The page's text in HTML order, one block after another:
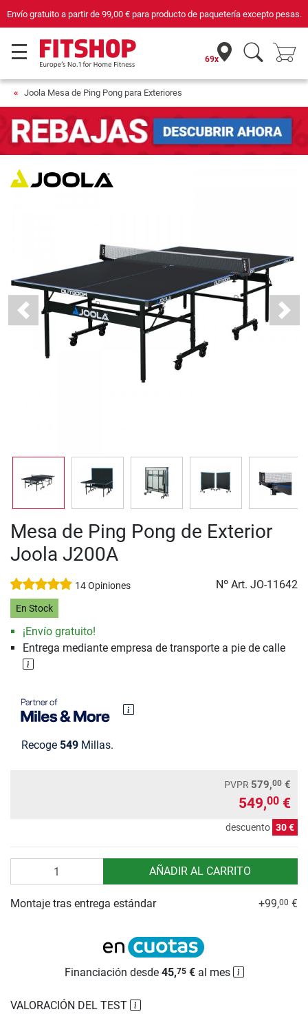
para producto de paquetería excepto pesas. Compra con seguridad en
69x
Joola Mesa de Ping Pong para Exteriores
Previous Next
Mesa de Ping Pong de Exterior
Joola J200A
14 Opiniones Nº Art. JO-11642
En Stock
¡Envío gratuito!
Entrega mediante empresa de transporte a pie de calle
Recoge 549 Millas.
PVPR 579,00 €
549,00 €
descuento 30 €
AÑADIR AL CARRITO
VALORACIÓN DEL TEST
Montaje tras entrega estándar +99,00 €
Financiación desde 45,75€al mes